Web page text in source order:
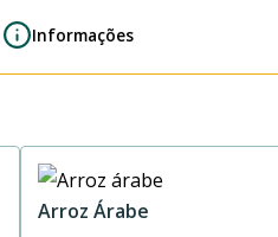
Informações
Arroz Árabe